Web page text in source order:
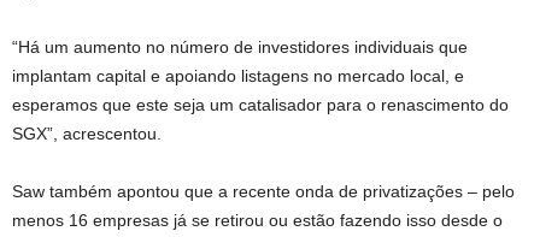
“Há um aumento no número de investidores individuais que
implantam capital e apoiando listagens no mercado local, e
esperamos que este seja um catalisador para o renascimento do
SGX”, acrescentou.
Saw também apontou que a recente onda de privatizações – pelo
menos 16 empresas já se retirou ou estão fazendo isso desde o